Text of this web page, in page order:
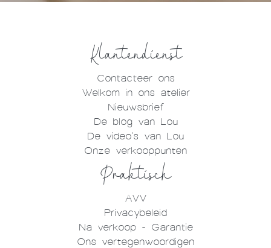
Klantendienst
Contacteer ons
Welkom in ons atelier
Nieuwsbrief
De blog van Lou
De video's van Lou
Onze verkooppunten
Praktisch
AVV
Privacybeleid
Na verkoop - Garantie
Ons vertegenwoordigen